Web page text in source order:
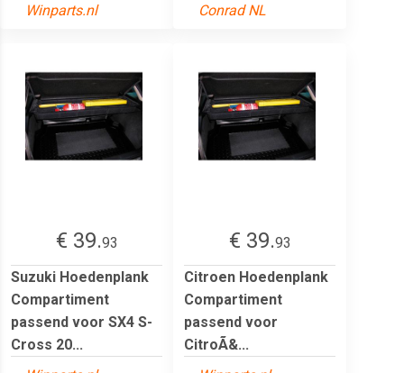
Winparts.nl Conrad NL
€ 39.93
Suzuki Hoedenplank
Compartiment
passend voor SX4 S-
Cross 20...
€ 39.93
Citroen Hoedenplank
Compartiment
passend voor
CitroÃ&...